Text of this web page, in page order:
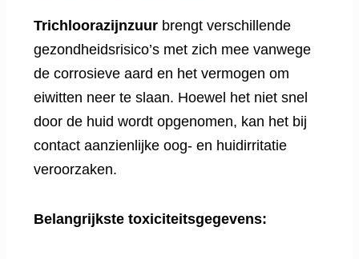
Trichloorazijnzuur brengt verschillende
gezondheidsrisico’s met zich mee vanwege
de corrosieve aard en het vermogen om
eiwitten neer te slaan. Hoewel het niet snel
door de huid wordt opgenomen, kan het bij
contact aanzienlijke oog- en huidirritatie
veroorzaken.
Belangrijkste toxiciteitsgegevens: